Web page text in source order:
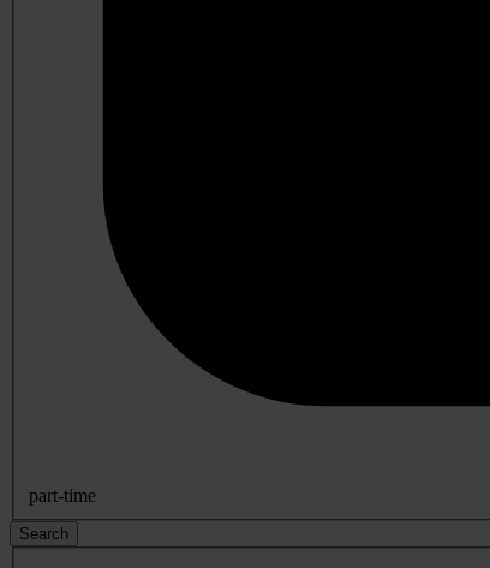
part-time
Search